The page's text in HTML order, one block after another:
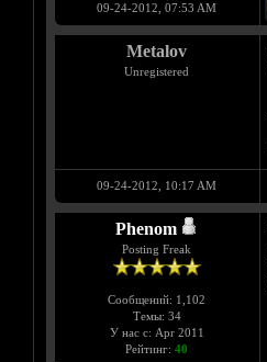
09-24-2012, 07:53 AM
Metalov
Unregistered
09-24-2012, 10:17 AM
Phenom
Posting Freak
Сообщений: 1,102
Темы: 34
У нас с: Apr 2011
Рейтинг: 40